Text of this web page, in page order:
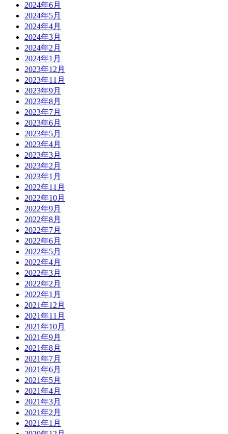
2024年6月
2024年5月
2024年4月
2024年3月
2024年2月
2024年1月
2023年12月
2023年11月
2023年9月
2023年8月
2023年7月
2023年6月
2023年5月
2023年4月
2023年3月
2023年2月
2023年1月
2022年11月
2022年10月
2022年9月
2022年8月
2022年7月
2022年6月
2022年5月
2022年4月
2022年3月
2022年2月
2022年1月
2021年12月
2021年11月
2021年10月
2021年9月
2021年8月
2021年7月
2021年6月
2021年5月
2021年4月
2021年3月
2021年2月
2021年1月